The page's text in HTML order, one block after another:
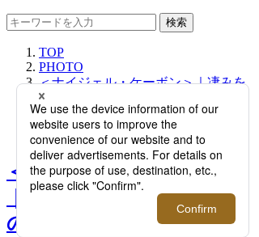
検索
TOP
PHOTO
＜ナイジェル・ケーボン＞｜凄みを
増した2022年春夏の予約会を開催！
＜メゾン ミハラヤスヒロ＞のコラボ
スニーカーも登場。
＜ナイジェル・ケーボン＞
｜凄みを増した2022年春夏
の予約会を開催！＜メゾン